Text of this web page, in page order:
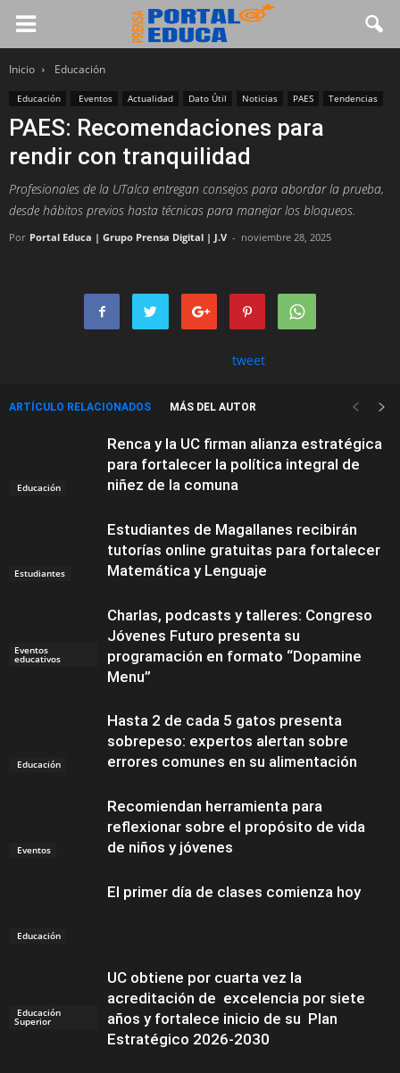
Inicio Educación
Educación Eventos Actualidad Dato Útil Noticias PAES Tendencias
PAES: Recomendaciones para
rendir con tranquilidad
Profesionales de la UTalca entregan consejos para abordar la prueba,
desde hábitos previos hasta técnicas para manejar los bloqueos.
Por Portal Educa | Grupo Prensa Digital | J.V - noviembre 28, 2025
tweet
ARTÍCULO RELACIONADOS MÁS DEL AUTOR
Educación
Renca y la UC firman alianza estratégica
para fortalecer la política integral de
niñez de la comuna
Estudiantes
Estudiantes de Magallanes recibirán
tutorías online gratuitas para fortalecer
Matemática y Lenguaje
Eventos
educativos
Charlas, podcasts y talleres: Congreso
Jóvenes Futuro presenta su
programación en formato “Dopamine
Menu”
Educación
Hasta 2 de cada 5 gatos presenta
sobrepeso: expertos alertan sobre
errores comunes en su alimentación
Eventos
Recomiendan herramienta para
reflexionar sobre el propósito de vida
de niños y jóvenes
Educación
El primer día de clases comienza hoy
Educación
Superior
UC obtiene por cuarta vez la
acreditación de excelencia por siete
años y fortalece inicio de su Plan
Estratégico 2026-2030